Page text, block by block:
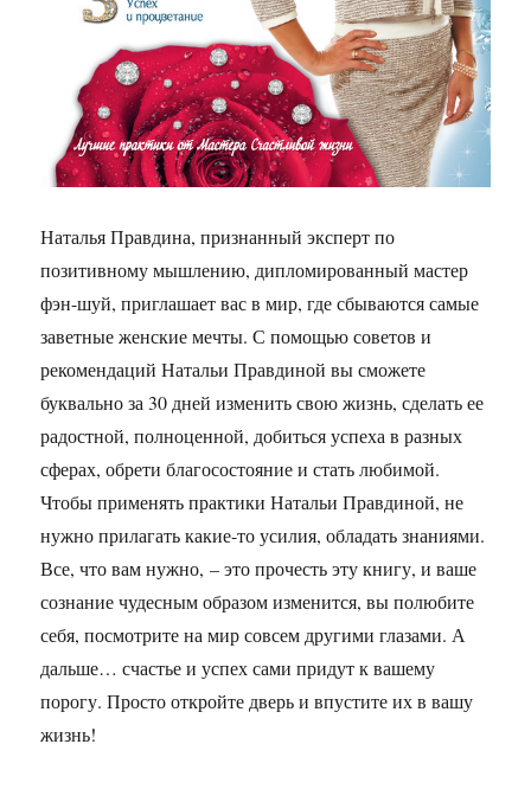
Наталья Правдина, признанный эксперт по
позитивному мышлению, дипломированный мастер
фэн-шуй, приглашает вас в мир, где сбываются самые
заветные женские мечты. С помощью советов и
рекомендаций Натальи Правдиной вы сможете
буквально за 30 дней изменить свою жизнь, сделать ее
радостной, полноценной, добиться успеха в разных
сферах, обрети благосостояние и стать любимой.
Чтобы применять практики Натальи Правдиной, не
нужно прилагать какие-то усилия, обладать знаниями.
Все, что вам нужно, – это прочесть эту книгу, и ваше
сознание чудесным образом изменится, вы полюбите
себя, посмотрите на мир совсем другими глазами. А
дальше… счастье и успех сами придут к вашему
порогу. Просто откройте дверь и впустите их в вашу
жизнь!